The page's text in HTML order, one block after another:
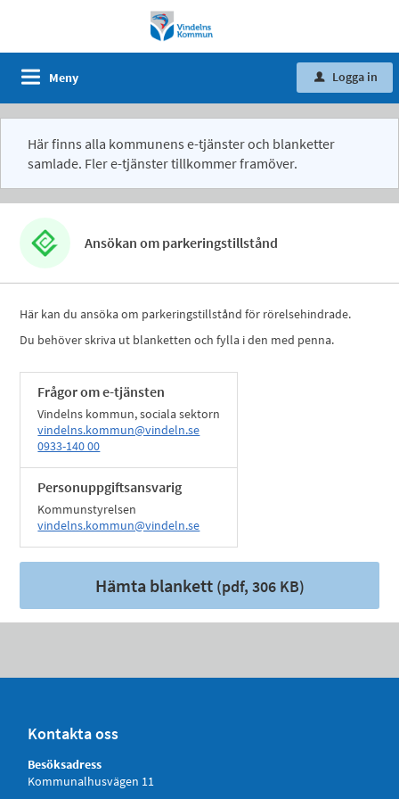
Meny u Logga in
Här finns alla kommunens e-tjänster och blanketter
samlade. Fler e-tjänster tillkommer framöver.
Ansökan om parkeringstillstånd
Här kan du ansöka om parkeringstillstånd för rörelsehindrade.
Du behöver skriva ut blanketten och fylla i den med penna.
Frågor om e-tjänsten
Vindelns kommun, sociala sektorn
vindelns.kommun@vindeln.se
0933-140 00
Personuppgiftsansvarig
Kommunstyrelsen
vindelns.kommun@vindeln.se
Hämta blankett(pdf, 306 KB)
Kontakta oss
Besöksadress
Kommunalhusvägen 11